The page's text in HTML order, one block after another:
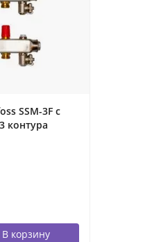
SSM-3F с
контура
В корзину